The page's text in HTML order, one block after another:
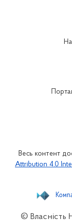
Весь контент
Attribution 4.0
© Власність